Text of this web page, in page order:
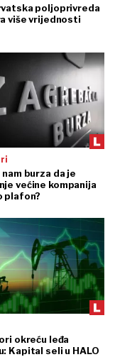
poljoprivreda
više vrijednosti
burza da je
većine kompanija
plafon?
okreću leđa
Kapital seli u HALO